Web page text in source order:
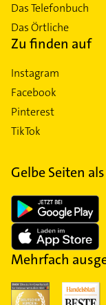
Das Telefonbuch
Das Örtliche
Zu finden auf
Instagram
Facebook
Pinterest
TikTok
Gelbe Seiten
Mehrfach